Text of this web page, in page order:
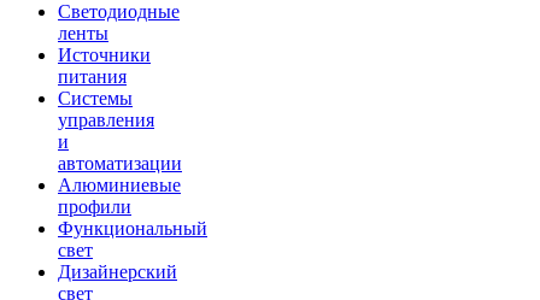
Светодиодные
ленты
Источники
питания
Системы
управления
и
автоматизации
Алюминиевые
профили
Функциональный
свет
Дизайнерский
свет